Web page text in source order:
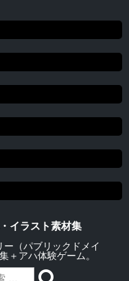
イラスト素材集
（パブリックドメイ
＋アハ体験ゲーム。